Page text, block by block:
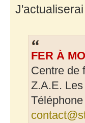
FER À
Centre de
Z.A.E.